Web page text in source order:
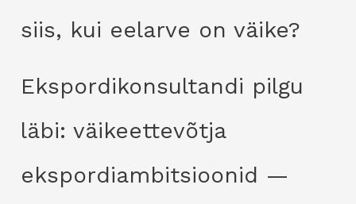
siis, kui eelarve on väike?
Ekspordikonsultandi pilgu
läbi: väikeettevõtja
ekspordiambitsioonid —